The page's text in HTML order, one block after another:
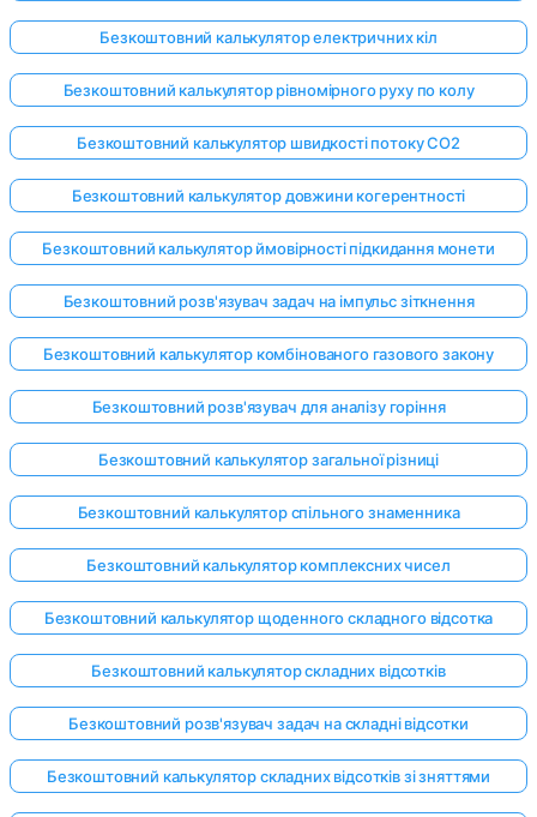
Безкоштовний калькулятор електричних кіл
Безкоштовний калькулятор рівномірного руху по колу
Безкоштовний калькулятор швидкості потоку CO2
Безкоштовний калькулятор довжини когерентності
Безкоштовний калькулятор ймовірності підкидання монети
Безкоштовний розв'язувач задач на імпульс зіткнення
Безкоштовний калькулятор комбінованого газового закону
Безкоштовний розв'язувач для аналізу горіння
Безкоштовний калькулятор загальної різниці
Безкоштовний калькулятор спільного знаменника
Безкоштовний калькулятор комплексних чисел
Безкоштовний калькулятор щоденного складного відсотка
Безкоштовний калькулятор складних відсотків
Безкоштовний розв'язувач задач на складні відсотки
Безкоштовний калькулятор складних відсотків зі зняттями